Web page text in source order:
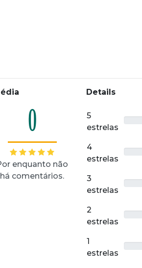
0
enquanto não
há comentários.
Details
5
estrelas
4
estrelas
3
estrelas
2
estrelas
1
estrelas